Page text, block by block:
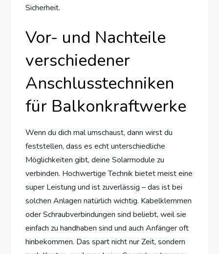
Sicherheit.
Vor- und Nachteile
verschiedener
Anschlusstechniken
für Balkonkraftwerke
Wenn du dich mal umschaust, dann wirst du
feststellen, dass es echt unterschiedliche
Möglichkeiten gibt, deine Solarmodule zu
verbinden. Hochwertige Technik bietet meist eine
super Leistung und ist zuverlässig – das ist bei
solchen Anlagen natürlich wichtig. Kabelklemmen
oder Schraubverbindungen sind beliebt, weil sie
einfach zu handhaben sind und auch Anfänger oft
hinbekommen. Das spart nicht nur Zeit, sondern